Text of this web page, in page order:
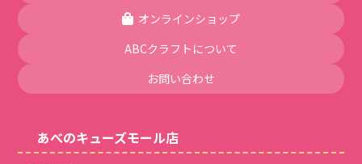
オンラインショップ
ABCクラフトについて
お問い合わせ
あべのキューズモール店